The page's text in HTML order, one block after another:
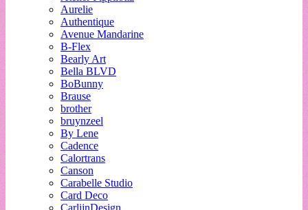
Aurelie
Authentique
Avenue Mandarine
B-Flex
Bearly Art
Bella BLVD
BoBunny
Brause
brother
bruynzeel
By Lene
Cadence
Calortrans
Canson
Carabelle Studio
Card Deco
CarlijnDesign